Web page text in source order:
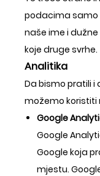
podacima samo
naše ime i dužne
koje druge svrhe.
Analitika
Da bismo pratili i
možemo koristiti
Google
Google
Google koja
mjestu.